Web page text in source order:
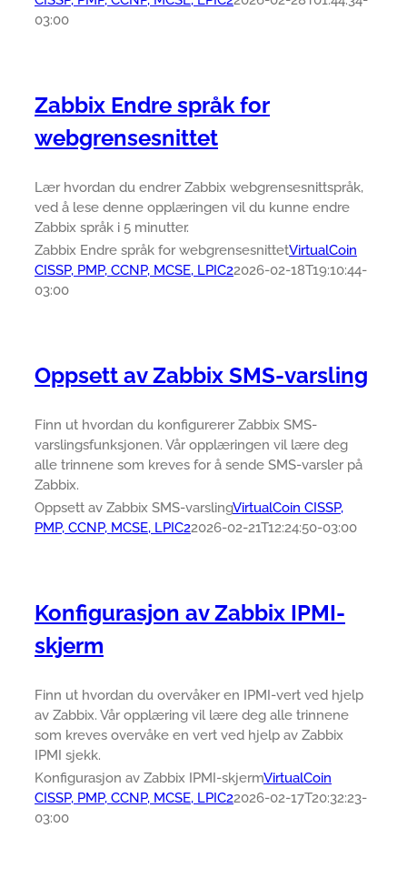
03:00
Zabbix Endre språk for
webgrensesnittet
Lær hvordan du endrer Zabbix webgrensesnittspråk,
ved å lese denne opplæringen vil du kunne endre
Zabbix språk i 5 minutter.
Zabbix Endre språk for webgrensesnittetVirtualCoin
CISSP, PMP, CCNP, MCSE, LPIC22026-02-18T19:10:44-
03:00
Oppsett av Zabbix SMS-varsling
Finn ut hvordan du konfigurerer Zabbix SMS-
varslingsfunksjonen. Vår opplæringen vil lære deg
alle trinnene som kreves for å sende SMS-varsler på
Zabbix.
Oppsett av Zabbix SMS-varslingVirtualCoin CISSP,
PMP, CCNP, MCSE, LPIC22026-02-21T12:24:50-03:00
Konfigurasjon av Zabbix IPMI-
skjerm
Finn ut hvordan du overvåker en IPMI-vert ved hjelp
av Zabbix. Vår opplæring vil lære deg alle trinnene
som kreves overvåke en vert ved hjelp av Zabbix
IPMI sjekk.
Konfigurasjon av Zabbix IPMI-skjermVirtualCoin
CISSP, PMP, CCNP, MCSE, LPIC22026-02-17T20:32:23-
03:00